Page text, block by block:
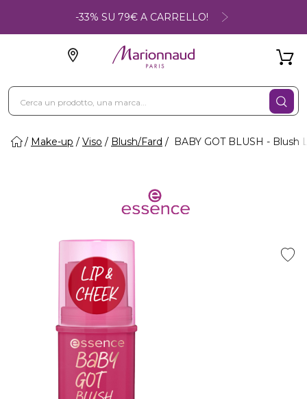
-33% SU 79€ A CARRELLO!
Make-up Viso Blush/Fard BABY GOT BLUSH - Blush